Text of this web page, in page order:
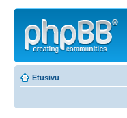
Etusivu